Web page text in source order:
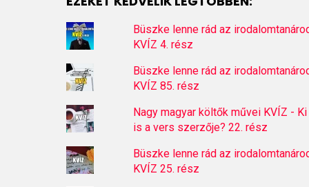
Büszke lenne rád az
KVÍZ 4. rész
Büszke lenne rád az
KVÍZ 85. rész
Nagy magyar költők művei KVÍZ - Ki
is a vers szerzője? 22. rész
Büszke lenne rád az
KVÍZ 25. rész